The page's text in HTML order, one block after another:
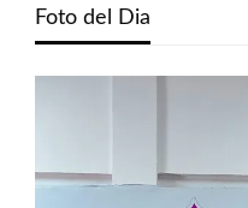
Foto del Dia